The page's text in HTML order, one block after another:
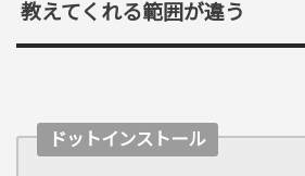
教えてくれる範囲が違う
ドットインストール